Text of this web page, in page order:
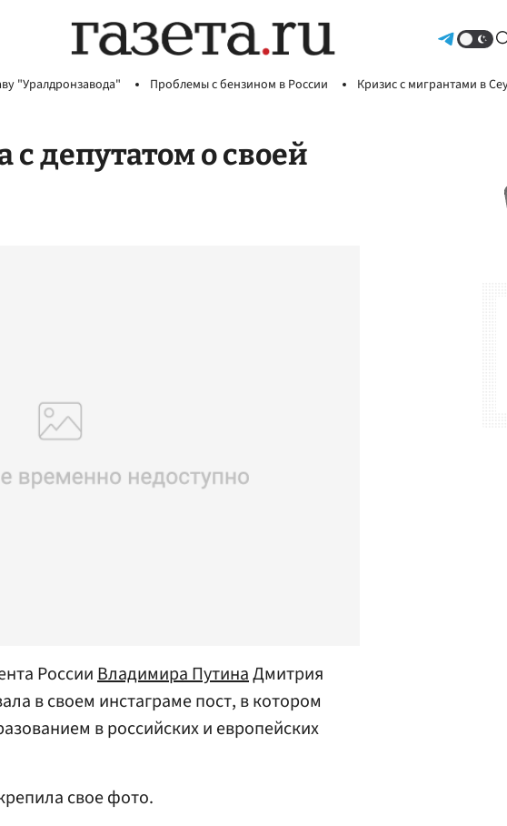
"Уралдронзавода" Проблемы с бензином в России Кризис с мигрантами в
с депутатом о своей
РоссииВладимира ПутинаДмитрия
в своем инстаграме пост, в котором
в российских и европейских
свое фото.